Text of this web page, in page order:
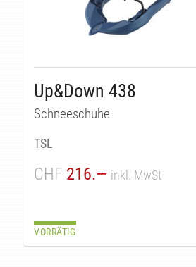
Up&Down 438
Schneeschuhe
TSL
CHF 216.— inkl. MwSt
VORRÄTIG